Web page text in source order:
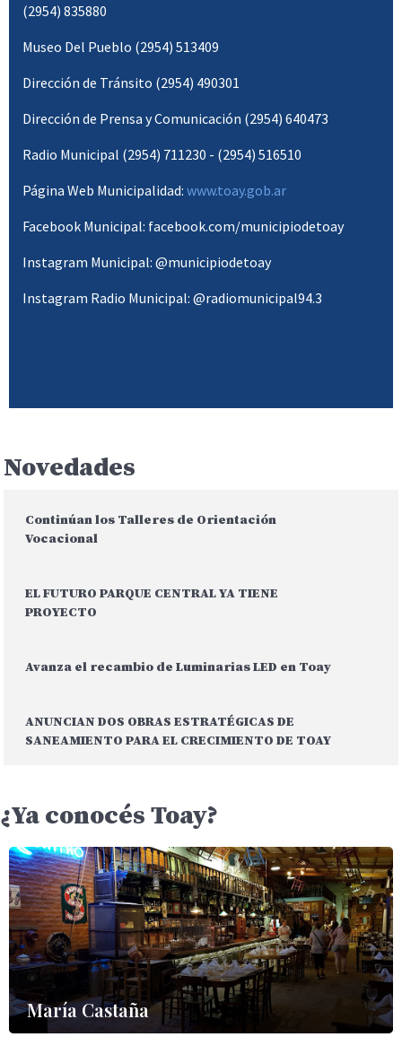
(2954) 835880
Museo Del Pueblo (2954) 513409
Dirección de Tránsito (2954) 490301
Dirección de Prensa y Comunicación (2954) 640473
Radio Municipal (2954) 711230 - (2954) 516510
Página Web Municipalidad: www.toay.gob.ar
Facebook Municipal: facebook.com/municipiodetoay
Instagram Municipal: @municipiodetoay
Instagram Radio Municipal: @radiomunicipal94.3
Novedades
Continúan los Talleres de Orientación
Vocacional
EL FUTURO PARQUE CENTRAL YA TIENE
PROYECTO
Avanza el recambio de Luminarias LED en Toay
ANUNCIAN DOS OBRAS ESTRATÉGICAS DE
SANEAMIENTO PARA EL CRECIMIENTO DE TOAY
¿Ya conocés Toay?
María Castaña